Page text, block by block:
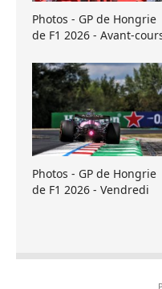
Photos - GP de Hongrie
de F1 2026 - Avant-
Photos - GP de Hongrie
de F1 2026 - Vendredi